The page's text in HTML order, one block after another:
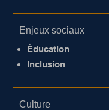
Enjeux sociaux
Éducation
Inclusion
Culture